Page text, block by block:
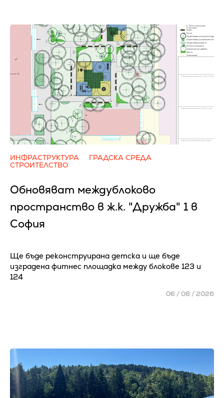
ИНФРАСТРУКТУРА
ГРАДСКА СРЕДА
СТРОИТЕЛСТВО
Обновяват междублоково
пространство в ж.к. "Дружба" 1 в
София
Ще бъде реконструирана детска и ще бъде
изградена фитнес площадка между блокове 123 и
124
06 / 08 / 2026